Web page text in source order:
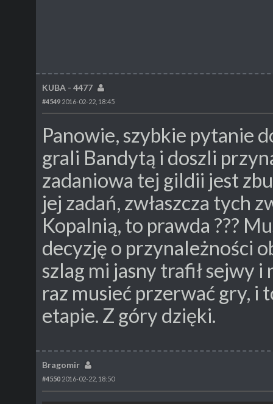
KUBA - 4477
#4549 2016-02-22, 18:45
Panowie, szybkie pytanie
grali Bandytą i doszli
zadaniowa tej gildii jest
jej zadań, zwłaszcza tych
Kopalnią, to prawda ???
decyzję o przynależności
szlag mi jasny trafił sejwy
raz musieć przerwać gry, i
etapie. Z góry dzięki.
Bragomir
#4550 2016-02-22, 18:50